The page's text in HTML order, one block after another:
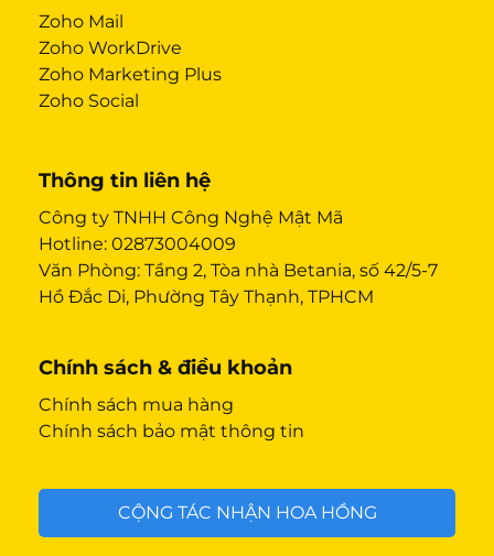
Zoho Mail
Zoho WorkDrive
Zoho Marketing Plus
Zoho Social
Thông tin liên hệ
Công ty TNHH Công Nghệ Mật Mã
Hotline: 02873004009
Văn Phòng: Tầng 2, Tòa nhà Betania, số 42/5-7
Hồ Đắc Di, Phường Tây Thạnh, TPHCM
Chính sách & điều khoản
Chính sách mua hàng
Chính sách bảo mật thông tin
CỘNG TÁC NHẬN HOA HỒNG